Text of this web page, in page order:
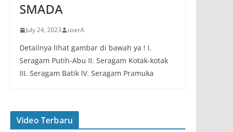
SMADA
July 24, 2023 userA
Detailnya lihat gambar di bawah ya ! I.
Seragam Putih-Abu II. Seragam Kotak-kotak
III. Seragam Batik IV. Seragam Pramuka
Video Terbaru